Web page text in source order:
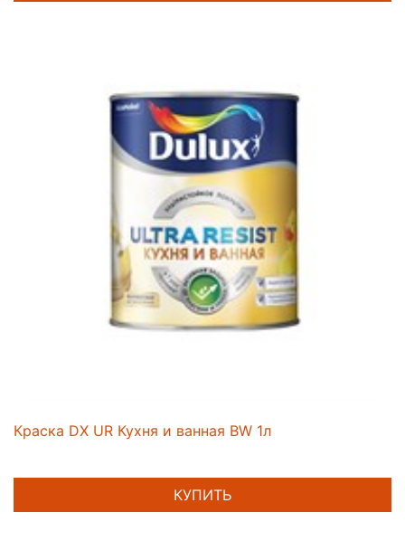
Краска DX UR Кухня и ванная BW 1л
КУПИТЬ